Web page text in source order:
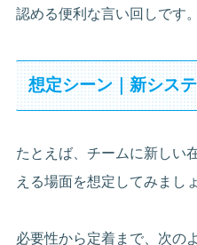
認める便利な言い回しです。
想定シーン｜新シス
たとえば、チームに新しい
える場面を想定してみまし
必要性から定着まで、次の